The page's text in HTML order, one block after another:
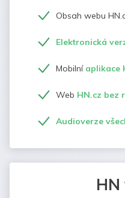
Obsah webu
Elektronická
Mobilní aplikace
Web HN.cz bez
Audioverze